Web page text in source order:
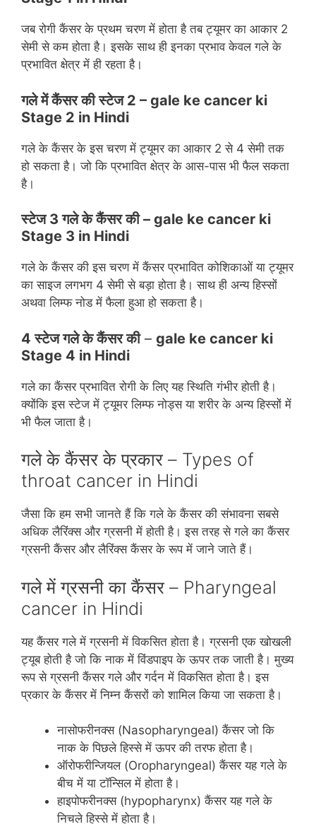
जब रोगी कैंसर के प्रथम चरण में होता है तब ट्यूमर का आकार 2
सेमी से कम होता है। इसके साथ ही इनका प्रभाव केवल गले के
प्रभावित क्षेत्र में ही रहता है।
गले में कैंसर की स्‍टेज 2 – gale ke cancer ki
Stage 2 in Hindi
गले के कैंसर के इस चरण में ट्यूमर का आकार 2 से 4 सेमी तक
हो सकता है। जो कि प्रभावित क्षेत्र के आस-पास भी फैल सकता
है।
स्‍टेज 3गले के कैंसर की– gale ke cancer ki
Stage 3 in Hindi
गले के कैंसर की इस चरण में कैंसर प्रभावित कोशिकाओं या ट्यूमर
का साइज लगभग 4 सेमी से बड़ा होता है। साथ ही अन्‍य हिस्‍सों
अथवा लिम्‍फ नोड में फैला हुआ हो सकता है।
4 स्‍टेज गले के कैंसर की– gale ke cancer ki
Stage 4 in Hindi
गले का कैंसर प्रभावित रोगी के लिए यह स्थिति गंभीर होती है।
क्‍योंकि इस स्‍टेज में ट्यूमर लिम्‍फ नोड्स या शरीर के अन्‍य हिस्‍सों में
भी फैल जाता है।
गले के कैंसर के प्रकार – Types of
throat cancer in Hindi
जैसा कि हम सभी जानते हैं कि गले के कैंसर की संभावना सबसे
अधिक लैरिंक्‍स और ग्रसनी में होती है। इस तरह से गले का कैंसर
ग्रसनी कैंसर और लैरिंक्‍स कैंसर के रूप में जाने जाते हैं।
गले में ग्रसनी का कैंसर – Pharyngeal
cancer in Hindi
यह कैंसर गले में ग्रसनी में विकसित होता है। ग्रसनी एक खोखली
ट्यूब होती है जो कि नाक में विंडपाइप के ऊपर तक जाती है। मुख्‍य
रूप से ग्रसनी कैंसर गले और गर्दन में विकसित होता है। इस
प्रकार के कैंसर में निम्‍न कैंसरों को शामिल किया जा सकता है।
नासोफरीनक्‍स (Nasopharyngeal) कैंसर जो कि
नाक के पिछले हिस्‍से में ऊपर की तरफ होता है।
ऑरोफरीन्जियल (Oropharyngeal) कैंसर यह गले के
बीच में या टॉन्सिल में होता है।
हाइपोफरीनक्‍स (hypopharynx) कैंसर यह गले के
निचले हिस्‍से में होता है।